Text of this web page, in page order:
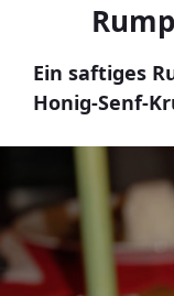
Ein saftiges
Honig-Senf-